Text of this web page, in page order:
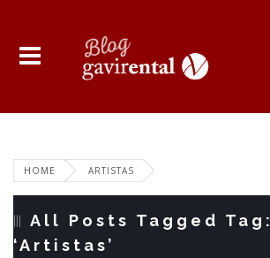
HOME ARTISTAS
All Posts Tagged Tag:
‘Artistas’